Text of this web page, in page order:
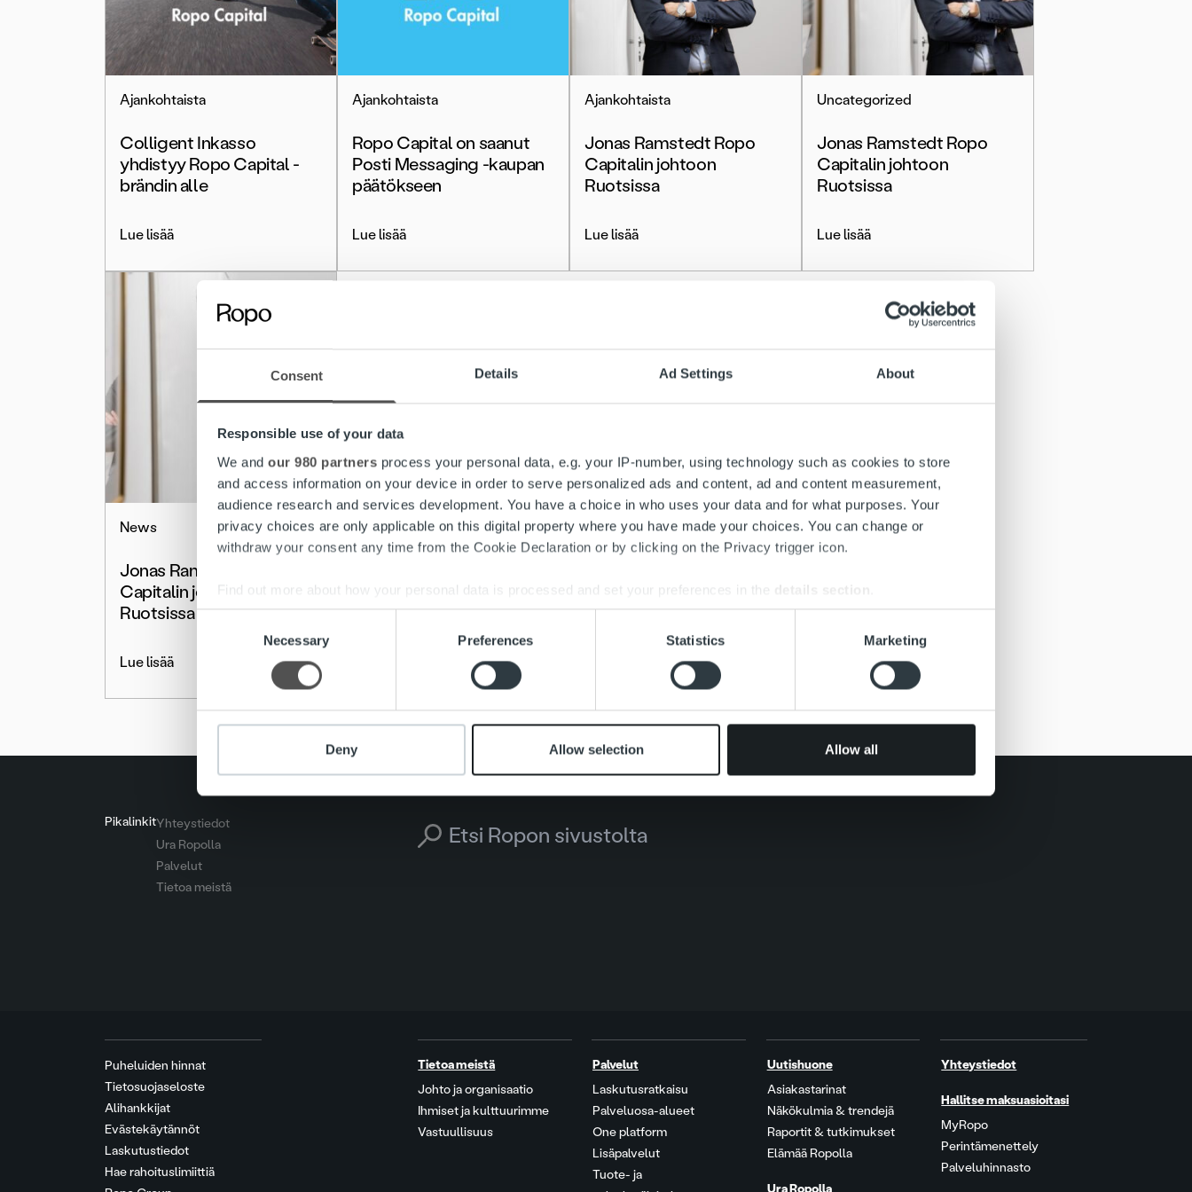
Consent Details Ad Settings About
Responsible use of your data
We and our 980 partners process your personal data, e.g. your IP-number, using technology such as cookies to store
and access information on your device in order to serve personalized ads and content, ad and content measurement,
audience research and services development. You have a choice in who uses your data and for what purposes. Your
privacy choices are only applicable on this digital property where you have made your choices. You can change or
withdraw your consent any time from the Cookie Declaration or by clicking on the Privacy trigger icon.
Find out more about how your personal data is processed and set your preferences in the details section
We use cookies to personalise content and ads, to provide social media features and to analyse our traffic. We also share
information about your use of our site with our social media, advertising and analytics partners who may combine it with
other information that you’ve provided to them or that they’ve collected from your use of their services.
Necessary Preferences Statistics Marketing
Deny Allow selection Allow all
Ajankohtaista
Colligent Inkasso
yhdistyy Ropo Capital -
brändin alle
Lue lisää
Ajankohtaista
Ropo Capital on saanut
Posti Messaging -kaupan
päätökseen
Lue lisää
Ajankohtaista
Jonas Ramstedt Ropo
Capitalin johtoon
Ruotsissa
Lue lisää
Uncategorized
Jonas Ramstedt Ropo
Capitalin johtoon
Ruotsissa
Lue lisää
News
Jonas Ramstedt Ropo
Capitalin johtoon
Ruotsissa
Lue lisää
PikalinkitYhteystiedot
Ura Ropolla
Palvelut
Tietoa meistä
Search for:
Puheluiden hinnat
Tietosuojaseloste
Alihankkijat
Evästekäytännöt
Laskutustiedot
Hae rahoituslimiittiä
Tietoa meistä
Johto ja organisaatio
Ihmiset ja kulttuurimme
Vastuullisuus
Palvelut
Laskutusratkaisu
Palveluosa-alueet
One platform
Lisäpalvelut
Tuote- ja
Uutishuone
Asiakastarinat
Näkökulmia & trendejä
Raportit & tutkimukset
Elämää Ropolla
Ura Ropolla
Yhteystiedot
Hallitse maksuasioitasi
MyRopo
Perintämenettely
Palveluhinnasto